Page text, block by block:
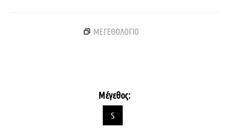
ΜΕΓΕΘΟΛΟΓΙΟ
Μέγεθος:
S